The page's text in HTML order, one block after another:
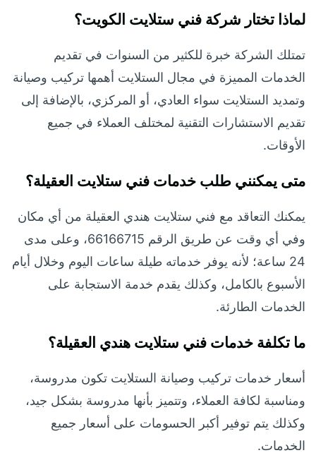
لماذا تختار شركة فني ستلايت الكويت؟
تمتلك الشركة خبرة للكثير من السنوات في تقديم
الخدمات المميزة في مجال الستلايت أهمها تركيب وصيانة
وتمديد الستلايت سواء العادي، أو المركزي، بالإضافة إلى
تقديم الاستشارات التقنية لمختلف العملاء في جميع
الأوقات.
متى يمكنني طلب خدمات فني ستلايت العقيلة؟
يمكنك التعاقد مع فني ستلايت هندي العقيلة من أي مكان
وفي أي وقت عن طريق الرقم 66166715، وعلى مدى
24 ساعة؛ لأنه يوفر خدماته طيلة ساعات اليوم وخلال أيام
الأسبوع بالكامل، وكذلك يقدم خدمة الاستجابة على
الخدمات الطارئة.
ما تكلفة خدمات فني ستلايت هندي العقيلة؟
أسعار خدمات تركيب وصيانة الستلايت تكون مدروسة،
ومناسبة لكافة العملاء، وتتميز بأنها مدروسة بشكل جيد،
وكذلك يتم توفير أكبر الحسومات على أسعار جميع
الخدمات.